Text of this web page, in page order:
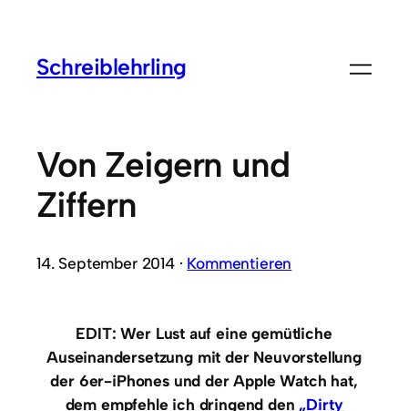
Schreiblehrling
Von Zeigern und
Ziffern
14. September 2014 · Kommentieren
EDIT: Wer Lust auf eine gemütliche
Auseinandersetzung mit der Neuvorstellung
der 6er-iPhones und der Apple Watch hat,
dem empfehle ich dringend den „Dirty